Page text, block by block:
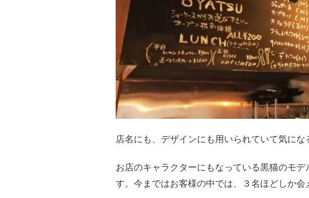
店名にも、デザインにも用いられていて気にな
お店のキャラクターにもなっている黒猫のモ
す。今まではお客様の中では、３名ほどしか